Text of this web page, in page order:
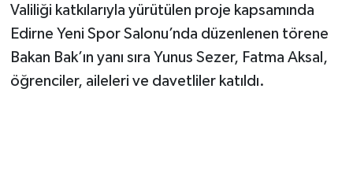
Valiliği katkılarıyla yürütülen proje kapsamında
Edirne Yeni Spor Salonu’nda düzenlenen törene
Bakan Bak’ın yanı sıra Yunus Sezer, Fatma Aksal,
öğrenciler, aileleri ve davetliler katıldı.